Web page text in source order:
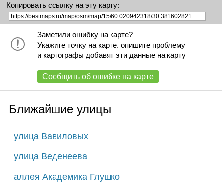
Копировать ссылку на эту карту:
Заметили ошибку на карте?
Укажите точку на карте, опишите проблему
и картографы добавят эти данные на карту
Сообщить об ошибке на карте
Ближайшие улицы
улица Вавиловых
улица Веденеева
аллея Академика Глушко